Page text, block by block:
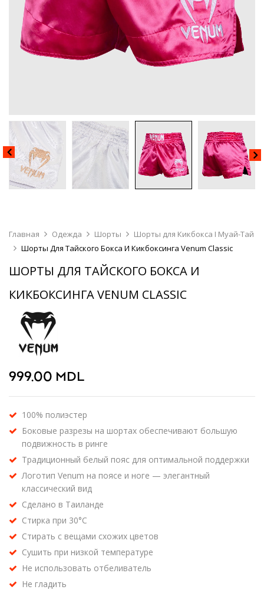
Главная Одежда Шорты
Шорты для Кикбокса I Муай-Тай
Шорты Для Тайского Бокса И Кикбоксинга Venum Classic
ШОРТЫ ДЛЯ ТАЙСКОГО БОКСА И
КИКБОКСИНГА VENUM CLASSIC
999.00 MDL
100% полиэстер
Боковые разрезы на шортах обеспечивают большую
подвижность в ринге
Традиционный белый пояс для оптимальной поддержки
Логотип Venum на поясе и ноге — элегантный
классический вид
Сделано в Таиланде
Стирка при 30°C
Стирать с вещами схожих цветов
Сушить при низкой температуре
Не использовать отбеливатель
Не гладить